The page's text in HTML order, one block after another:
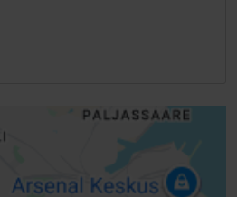
skootterilla
sähköpyörätuolilla
lastenvaunuilla